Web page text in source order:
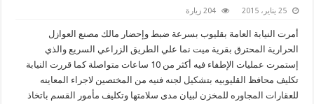
25 يناير، 2015 204 زيارة
أمرت النيابة العامة بقليوب بسرعة ضبط وإحضار مالك مصنع العوازل
الحرارية المحترق بقرية ميت نما علي الطريق الزراعي السريع والذي
إستمرت عمليات الإطفاء فيه أكثر من 10 ساعات متواصلة كما قررت النيابة
تكليف محافظ القليوبيه بتشكيل لجنه فنيه من المختصين لاجراء المعاينه
للعقارات المجاوره للمخزن لبيان مدى سلامتها وتكليف مأمور القسم باتخاذ